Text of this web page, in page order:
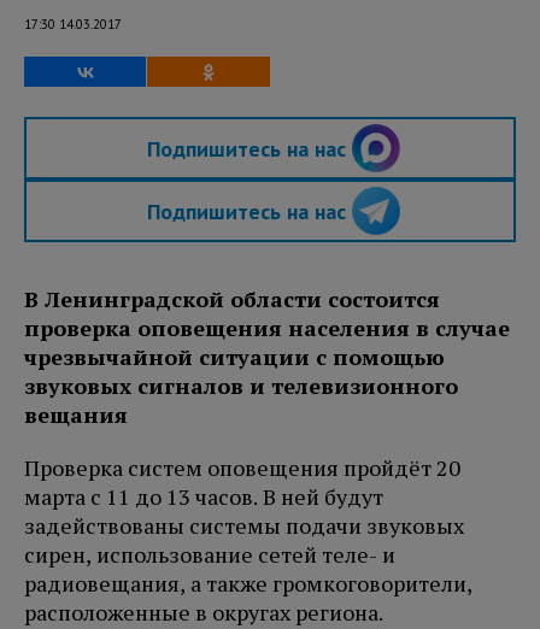
17:30 14.03.2017
Подпишитесь на нас
Подпишитесь на нас
В Ленинградской области состоится
проверка оповещения населения в случае
чрезвычайной ситуации с помощью
звуковых сигналов и телевизионного
вещания
Проверка систем оповещения пройдёт 20
марта с 11 до 13 часов. В ней будут
задействованы системы подачи звуковых
сирен, использование сетей теле- и
радиовещания, а также громкоговорители,
расположенные в округах региона.